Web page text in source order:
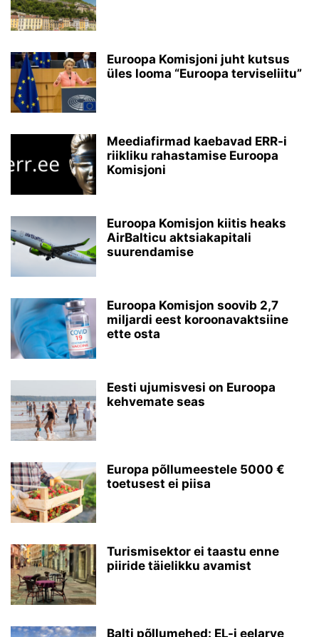
Euroopa Komisjoni juht kutsus
üles looma “Euroopa terviseliitu”
Meediafirmad kaebavad ERR-i
riikliku rahastamise Euroopa
Komisjoni
Euroopa Komisjon kiitis heaks
AirBalticu aktsiakapitali
suurendamise
Euroopa Komisjon soovib 2,7
miljardi eest koroonavaktsiine
ette osta
Eesti ujumisvesi on Euroopa
kehvemate seas
Europa põllumeestele 5000 €
toetusest ei piisa
Turismisektor ei taastu enne
piiride täielikku avamist
Balti põllumehed: EL-i eelarve